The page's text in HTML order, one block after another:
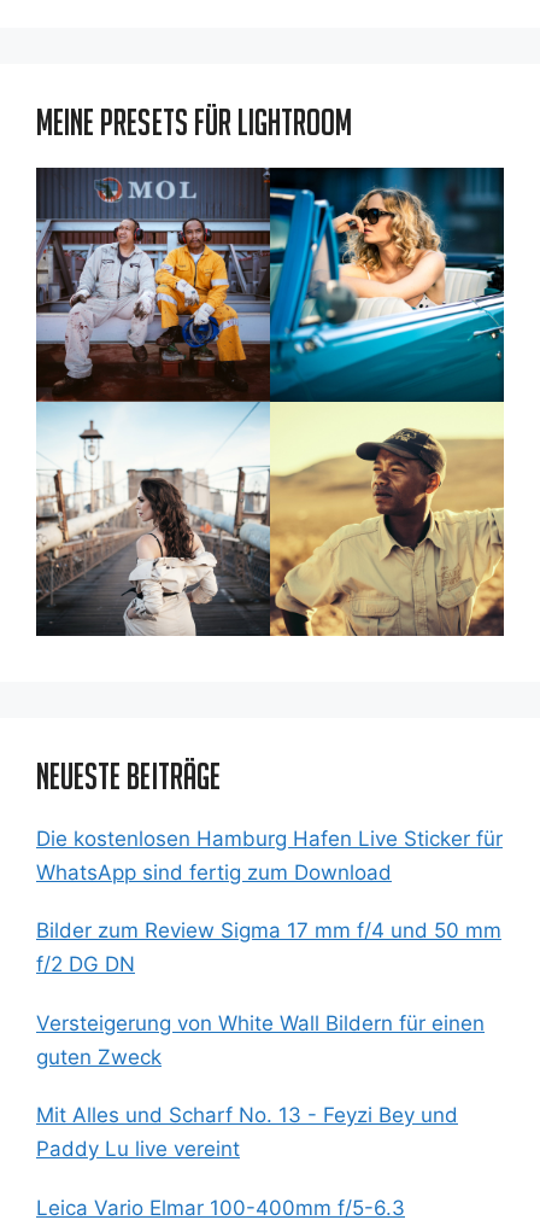
Meine Presets für Lightroom
Neueste Beiträge
Die kostenlosen Hamburg Hafen Live Sticker für
WhatsApp sind fertig zum Download
Bilder zum Review Sigma 17 mm f/4 und 50 mm
f/2 DG DN
Versteigerung von White Wall Bildern für einen
guten Zweck
Mit Alles und Scharf No. 13 - Feyzi Bey und
Paddy Lu live vereint
Leica Vario Elmar 100-400mm f/5-6.3